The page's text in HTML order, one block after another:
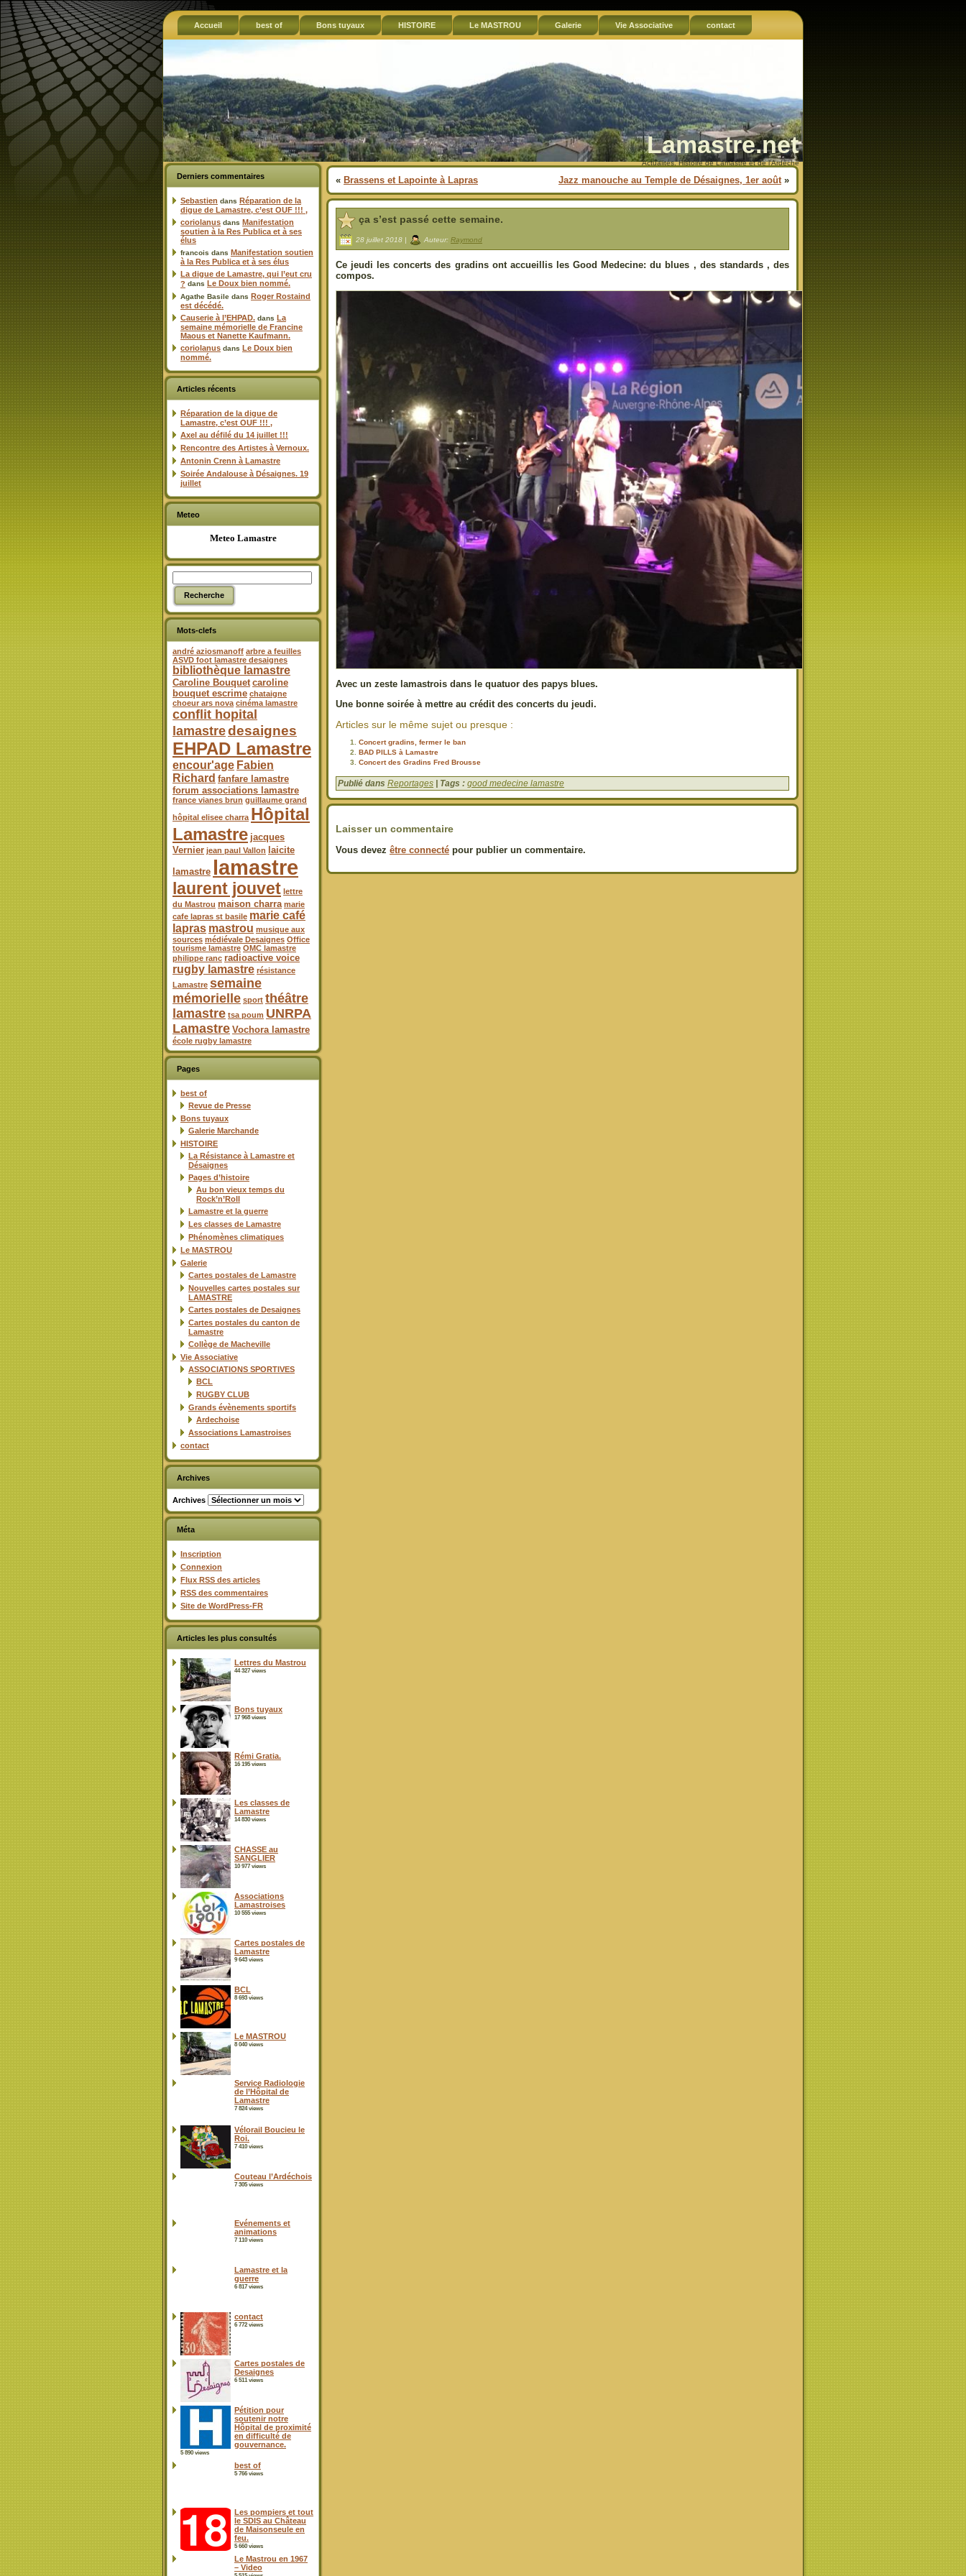
Accueil best of Bons tuyaux HISTOIRE Le MASTROU Galerie Vie Associative contact
Lamastre.net
Actualités, Histoire de Lamastre et de l'Ardèche
Derniers commentaires
Sebastien dans Réparation de la
digue de Lamastre, c’est OUF !!! ,
coriolanus dans Manifestation
soutien à la Res Publica et à ses
élus
francois dans Manifestation soutien
à la Res Publica et à ses élus
La digue de Lamastre, qui l’eut cru
? dans Le Doux bien nommé.
Agathe Basile dans Roger Rostaind
est décédé.
Causerie à l’EHPAD. dans La
semaine mémorielle de Francine
Maous et Nanette Kaufmann.
coriolanus dans Le Doux bien
nommé.
Articles récents
Réparation de la digue de
Lamastre, c’est OUF !!! ,
Axel au défilé du 14 juillet !!!
Rencontre des Artistes à Vernoux.
Antonin Crenn à Lamastre
Soirée Andalouse à Désaignes. 19
juillet
Meteo
Meteo Lamastre
Mots-clefs
andré aziosmanoff arbre a feuilles
ASVD foot lamastre desaignes
bibliothèque lamastre
Caroline Bouquet caroline
bouquet escrime chataigne
choeur ars nova cinéma lamastre
conflit hopital
lamastredesaignes
EHPAD Lamastre
encour'age Fabien
Richard fanfare lamastre
forum associations lamastre
france vianes brun guillaume grand
hôpital elisee charra Hôpital
Lamastre jacques
Vernier jean paul Vallon
laicite
lamastre lamastre
laurent jouvet lettre
du Mastrou maison charra marie
cafe lapras st basile marie café
lapras mastrou musique aux
sources médiévale Desaignes Office
tourisme lamastre OMC lamastre
philippe ranc radioactive voice
rugby lamastre résistance
Lamastre semaine
mémorielle sport théâtre
lamastre tsa poum UNRPA
Lamastre Vochora lamastre
école rugby lamastre
Pages
best of
Revue de Presse
Bons tuyaux
Galerie Marchande
HISTOIRE
La Résistance à Lamastre et
Désaignes
Pages d’histoire
Au bon vieux temps du
Rock’n’Roll
Lamastre et la guerre
Les classes de Lamastre
Phénomènes climatiques
Le MASTROU
Galerie
Cartes postales de Lamastre
Nouvelles cartes postales sur
LAMASTRE
Cartes postales de Desaignes
Cartes postales du canton de
Lamastre
Collège de Macheville
Vie Associative
ASSOCIATIONS SPORTIVES
BCL
RUGBY CLUB
Grands évènements sportifs
Ardechoise
Associations Lamastroises
contact
Archives
Archives
Méta
Inscription
Connexion
Flux RSS des articles
RSS des commentaires
Site de WordPress-FR
Articles les plus consultés
Lettres du Mastrou
44 327 views
Bons tuyaux
17 968 views
Rémi Gratia.
16 195 views
Les classes de
Lamastre
14 830 views
CHASSE au
SANGLIER
10 977 views
Associations
Lamastroises
10 555 views
Cartes postales de
Lamastre
9 643 views
BCL
8 693 views
Le MASTROU
8 040 views
Service Radiologie
de l’Hôpital de
Lamastre
7 824 views
Vélorail Boucieu le
Roi.
7 410 views
Couteau l’Ardéchois
7 305 views
Evénements et
animations
7 110 views
Lamastre et la
guerre
6 817 views
contact
6 772 views
Cartes postales de
Desaignes
6 511 views
Pétition pour
soutenir notre
Hôpital de proximité
en difficulté de
gouvernance.
5 890 views
best of
5 766 views
Les pompiers et tout
le SDIS au Château
de Maisonseule en
feu.
5 660 views
Le Mastrou en 1967
– Video
« Brassens et Lapointe à Lapras Jazz manouche au Temple de Désaignes, 1er août»
ça s’est passé cette semaine.
28 juillet 2018 | Auteur: Raymond
Ce jeudi les concerts des gradins ont accueillis les Good Medecine: du blues , des standards , des
compos.
Avec un zeste lamastrois dans le quatuor des papys blues.
Une bonne soirée à mettre au crédit des concerts du jeudi.
Articles sur le même sujet ou presque :
Concert gradins, fermer le ban
BAD PILLS à Lamastre
Concert des Gradins Fred Brousse
Publié dans Reportages | Tags : good medecine lamastre
Laisser un commentaire
Vous devez être connecté pour publier un commentaire.